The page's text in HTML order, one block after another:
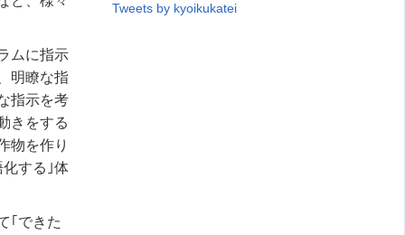
ムに指示
明瞭な指
指示を考
きをする
物を作り
する｣体
｢できた
Tweets by kyoikukatei